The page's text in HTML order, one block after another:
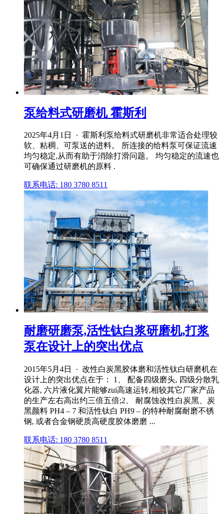
泵给料式研磨机 霍斯利
2025年4月1日 · 霍斯利泵给料式研磨机非常适合处理较
软、粘稠、可泵送的进料。 所连接的给料泵可保证流速
均匀稳定,从而有助于消除打滑问题。 均匀稳定的流速也
可确保通过研磨机的原料 .
联系电话: 180 3780 8511
耐磨研磨泵,活性钛白浆研磨机,打浆
泵在设计上的突出优点
2015年5月4日 · 改性白炭黑胶体磨和活性钛白研磨机在
设计上的突出优点在于： 1、 配备四级磨头, 四级分散乳
化器, 六片液化翼片能够zui高速运转,相较其它厂家产品
的生产左右高出约三倍五倍;2、 耐腐蚀改性白炭黑、炭
黑颜料 PH4 – 7 和活性钛白 PH9 – 的特种耐腐耐磨不锈
钢, 或者合金钢硬质高硬度胶体磨磨 ...
联系电话: 180 3780 8511